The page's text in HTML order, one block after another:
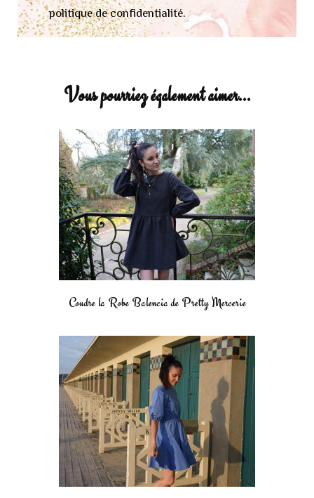
politique de confidentialité.
Vous pourriez également aimer...
Coudre la Robe Balencia de Pretty Mercerie